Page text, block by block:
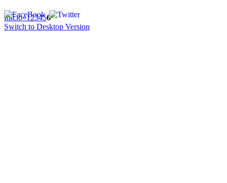
Início«123456
Switch to Desktop Version